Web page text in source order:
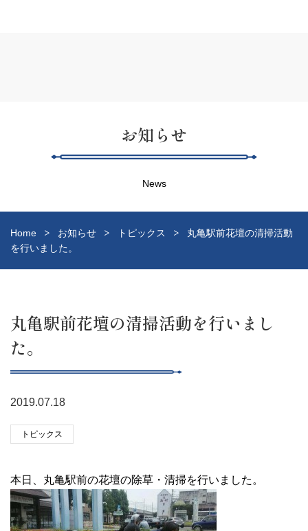
お知らせ
News
Home お知らせ トピックス
丸亀駅前花壇の清掃活動
を行いました。
丸亀駅前花壇の清掃活動を行いまし
た。
2019.07.18
トピックス
本日、丸亀駅前の花壇の除草・清掃を行いました。